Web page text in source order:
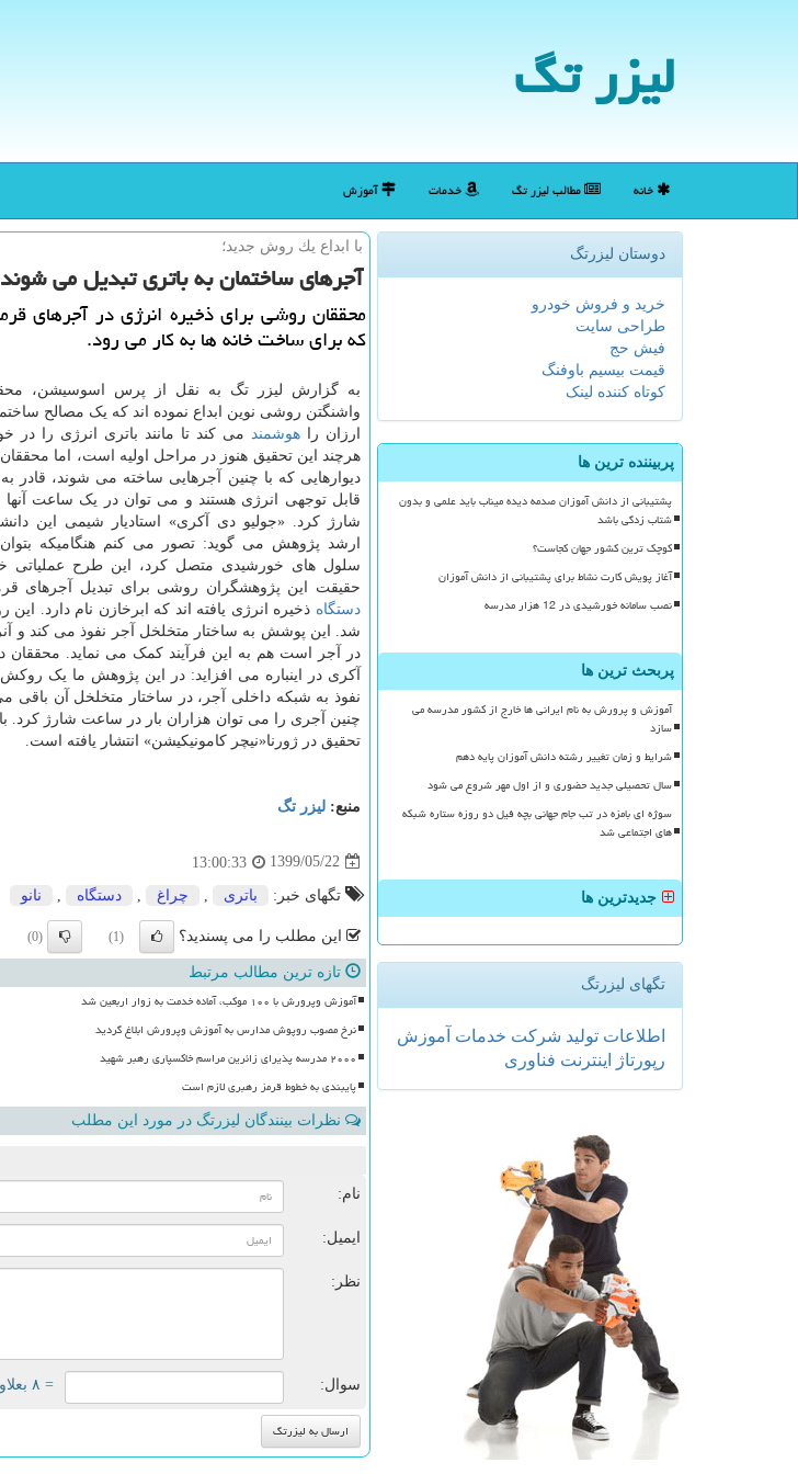
لیزر تگ
خانه مطالب لیزر تگ خدمات آموزش
دوستان لیزرتگ
خرید و فروش خودرو
طراحی سایت
فیش حج
قیمت بیسیم باوفنگ
کوتاه کننده لینک
پربیننده ترین ها
پشتیبانی از دانش آموزان صدمه دیده میناب باید علمی و بدون
شتاب زدگی باشد
کوچک ترین کشور جهان کجاست؟
آغاز پویش کارت نشاط برای پشتیبانی از دانش آموزان
نصب سامانه خورشیدی در 12 هزار مدرسه
پربحث ترین ها
آموزش و پرورش به نام ایرانی ها خارج از کشور مدرسه می
سازد
شرایط و زمان تغییر رشته دانش آموزان پایه دهم
سال تحصیلی جدید حضوری و از اول مهر شروع می شود
سوژه ای بامزه در تب جام جهانی بچه فیل دو روزه ستاره شبکه
های اجتماعی شد
جدیدترین ها
تگهای لیزرتگ
اطلاعات تولید شركت خدمات آموزش
رپورتاژ
اینترنت فناوری
با ابداع یك روش جدید؛
آجرهای ساختمان به باتری تبدیل می شوند
محققان روشی برای ذخیره انرژی در آجرهای
كه برای ساخت خانه ها به كار می رود.
به گزارش لیزر تگ به نقل از پرس اسوسیشن،
واشنگتن روشی نوین ابداع نموده اند که یک مصالح
ارزان را هوشمندمی کند تا مانند باتری انرژی را در
هرچند این تحقیق هنوز در مراحل اولیه است، اما محققان
دیوارهایی که با چنین آجرهایی ساخته می شوند، قادر به
قابل توجهی انرژی هستند و می توان در یک ساعت آنها
شارژ کرد. «جولیو دی آکری» استادیار شیمی این
ارشد پژوهش می گوید: تصور می کنم هنگامیکه بتوان
سلول های خورشیدی متصل کرد، این طرح عملیاتی
حقیقت این پژوهشگران روشی برای تبدیل آجرهای
دستگاه
شد. این پوشش به ساختار متخلخل آجر نفوذ می کند و
در آجر است هم به این فرآیند کمک می نماید. محققان
آکری در اینباره می افزاید: در این پژوهش ما یک روکش
نفوذ به شبکه داخلی آجر، در ساختار متخلخل آن باقی
چنین آجری را می توان هزاران بار در ساعت شارژ کرد.
تحقیق در ژورنا«نیچر کامونیکیشن» انتشار یافته است.
منبع: لیزر تگ
1399/05/22
13:00:33
تگهای خبر: باتری چراغ دستگاه نانو
این مطلب را می پسندید؟ (1)
(0)
تازه ترین مطالب مرتبط
آموزش وپرورش با ۱۰۰ موکب، آماده خدمت به زوار اربعین شد
نرخ مصوب روپوش مدارس به آموزش وپرورش ابلاغ گردید
۲۰۰۰ مدرسه پذیرای زائرین مراسم خاکسپاری رهبر شهید
پایبندی به خطوط قرمز رهبری لازم است
نظرات بینندگان لیزرتگ در مورد این مطلب
نام:
ایمیل:
نظر:
سوال: = ۸ بعلاوه ۲